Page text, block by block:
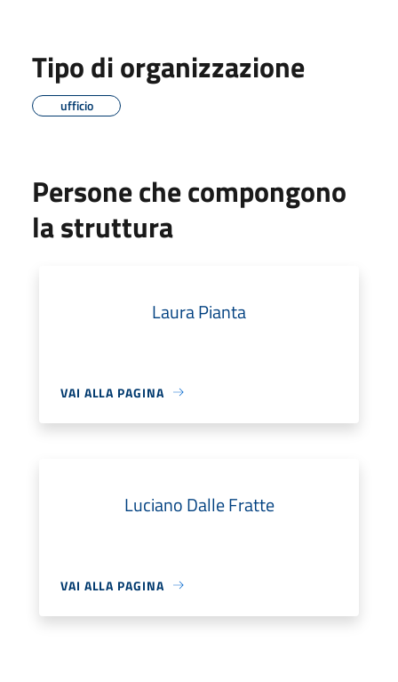
Tipo di organizzazione
ufficio
Persone che compongono
la struttura
Laura Pianta
VAI ALLA PAGINA
Luciano Dalle Fratte
VAI ALLA PAGINA